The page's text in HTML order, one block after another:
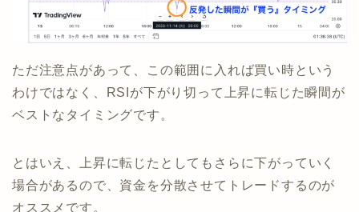
ただ注意点があって、この範囲に入れば買い時という
わけではなく、RSIが下がり切って上昇に転じた瞬間が
ベストなタイミングです。
とはいえ、上昇に転じたとしてもさらに下がっていく
場合があるので、資金を分散させてトレードするのが
オススメです。